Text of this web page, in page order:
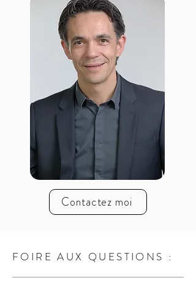
Contactez moi
FOIRE AUX QUESTIONS :